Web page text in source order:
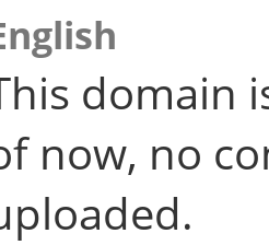
domain
now, no